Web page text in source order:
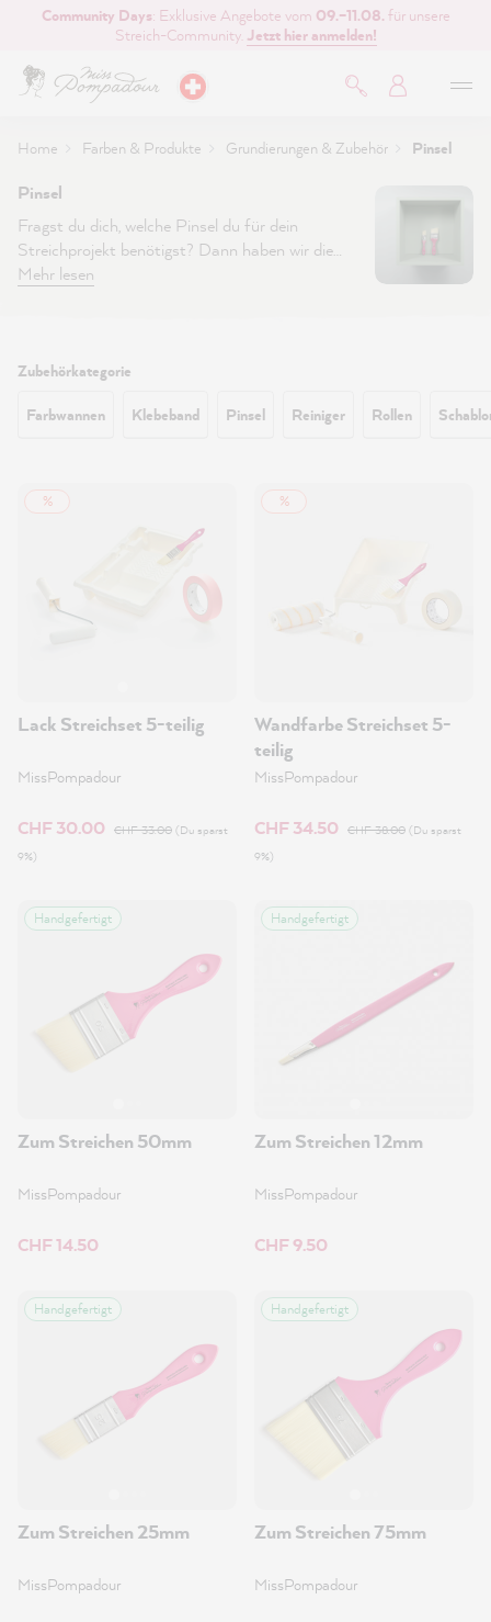
springen
Community Days: Exklusive Angebote vom 09.–11.08. für unsere
Streich-Community. Jetzt hier anmelden!
Home Farben & Produkte Grundierungen & Zubehör Pinsel
Pinsel
Fragst du dich, welche Pinsel du für dein
Streichprojekt benötigst? Dann haben wir die
Antwort für dich - verwende einfach einen
Mehr lesen
Zubehörkategorie
Farbwannen Klebeband Pinsel Reiniger Rollen
%
Lack Streichset 5-teilig
MissPompadour
CHF 30.00 CHF 33.00 (Du sparst
9%)
%
Wandfarbe Streichset 5-
teilig
MissPompadour
CHF 34.50 CHF 38.00 (Du sparst
9%)
Handgefertigt
Zum Streichen 50mm
MissPompadour
CHF 14.50
Handgefertigt
Zum Streichen 12mm
MissPompadour
CHF 9.50
Handgefertigt
Zum Streichen 25mm
MissPompadour
Handgefertigt
Zum Streichen 75mm
MissPompadour